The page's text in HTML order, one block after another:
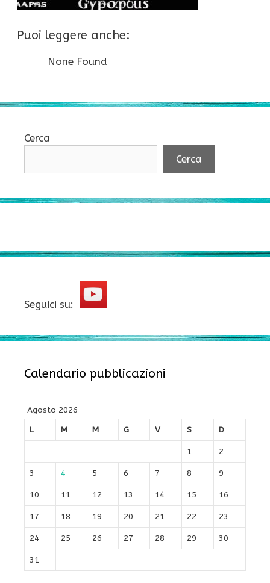
Puoi leggere anche:
None Found
Cerca
Cerca
Seguici su:
Calendario pubblicazioni
Agosto 2026
L
M M G V S D
1 2
3 4 5 6 7 8 9
10 11 12 13 14 15 16
17 18 19 20 21 22 23
24 25 26 27 28 29 30
31